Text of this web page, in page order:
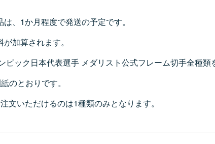
、1か月程度で発送の予定です。
加算されます。
ピック日本代表選手 メダリスト公式フレーム切手全種類
のとおりです。
文いただけるのは1種類のみとなります。